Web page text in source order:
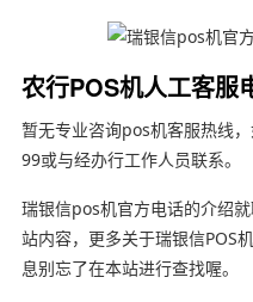
农行POS机人工客服
暂无专业咨询pos机客服热线
99或与经办行工作人员联系。
瑞银信pos机官方电话的介绍
站内容，更多关于瑞银信POS
息别忘了在本站进行查找喔。